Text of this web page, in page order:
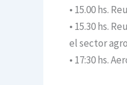
• 15.00 hs.
• 15.30 hs.
el sector
• 17:30 hs.